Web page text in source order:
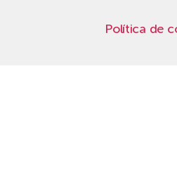
Política de